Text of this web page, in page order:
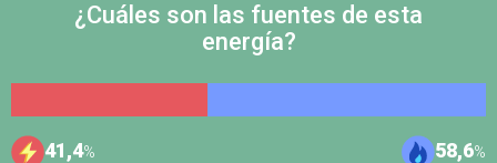
¿Cuáles son las fuentes de esta
energía?
41,4% 58,6%